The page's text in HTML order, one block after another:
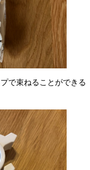
で束ねることができる